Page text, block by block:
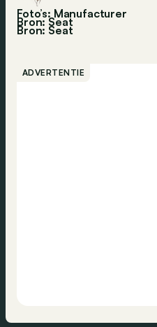
Foto’s: Manufacturer
Bron: Seat
Bron: Seat
ADVERTENTIE